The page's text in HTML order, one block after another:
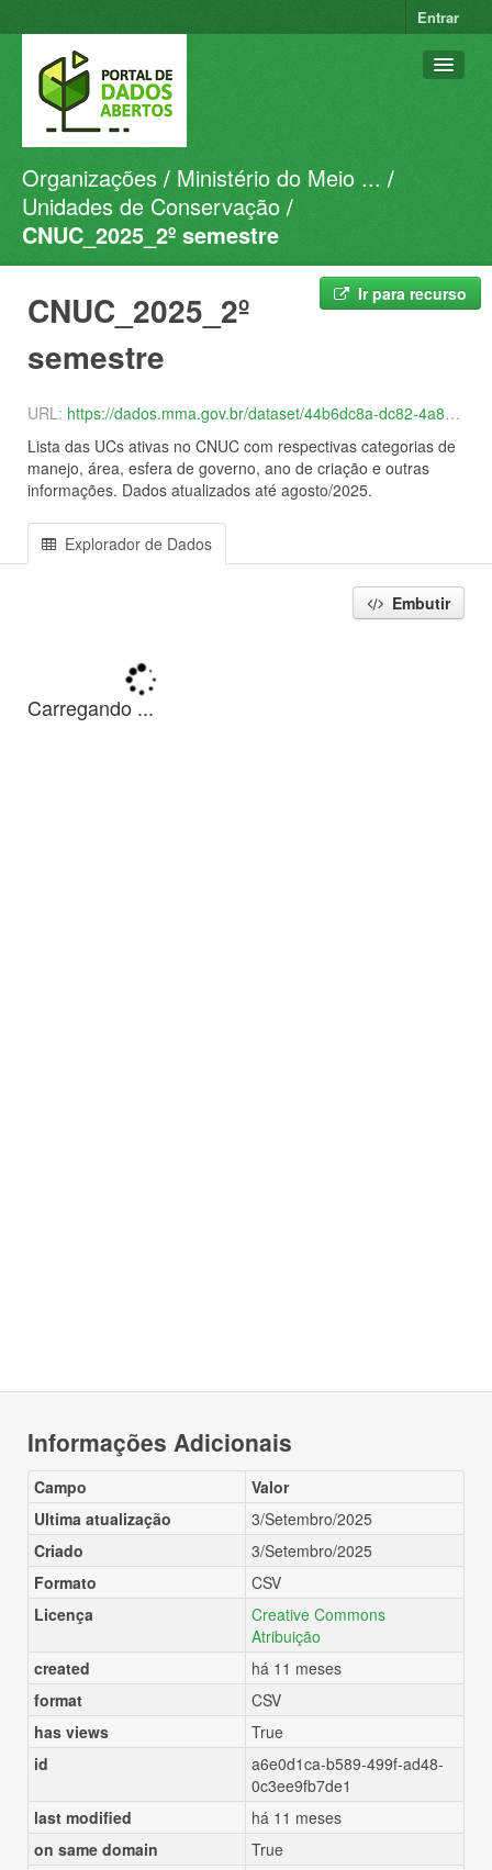
Entrar
Conjuntos de dados
Organizações
Grupos
Organizações
Ministério do Meio ...
Unidades de Conservação
CNUC_2025_2º semestre
Ir para recurso
CNUC_2025_2º
semestre
URL: https://dados.mma.gov.br/dataset/44b6dc8a-dc82-4a84-8d95-1b0da7c85dac/resource/a6e0d1ca-b589-499f-ad48-0c3ee9fb7de1/download/cnuc_2025_08.csv
Lista das UCs ativas no CNUC com respectivas categorias de
manejo, área, esfera de governo, ano de criação e outras
informações. Dados atualizados até agosto/2025.
Explorador de Dados
Embutir
Informações Adicionais
Campo
Valor
Ultima atualização
3/Setembro/2025
Criado
3/Setembro/2025
Formato
CSV
Licença
Creative Commons
Atribuição
created
há 11 meses
format
CSV
has views
True
id
a6e0d1ca-b589-499f-ad48-
0c3ee9fb7de1
last modified
há 11 meses
on same domain
True